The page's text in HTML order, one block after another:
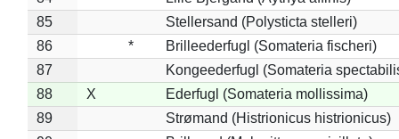
85
Stellersand (Polysticta stelleri)
86
*
Brilleederfugl (Somateria fischeri)
87
Kongeederfugl (Somateria
88
X
Ederfugl (Somateria mollissima)
89
Strømand (Histrionicus histrionicus)